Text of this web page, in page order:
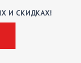
И СКИДКАХ!